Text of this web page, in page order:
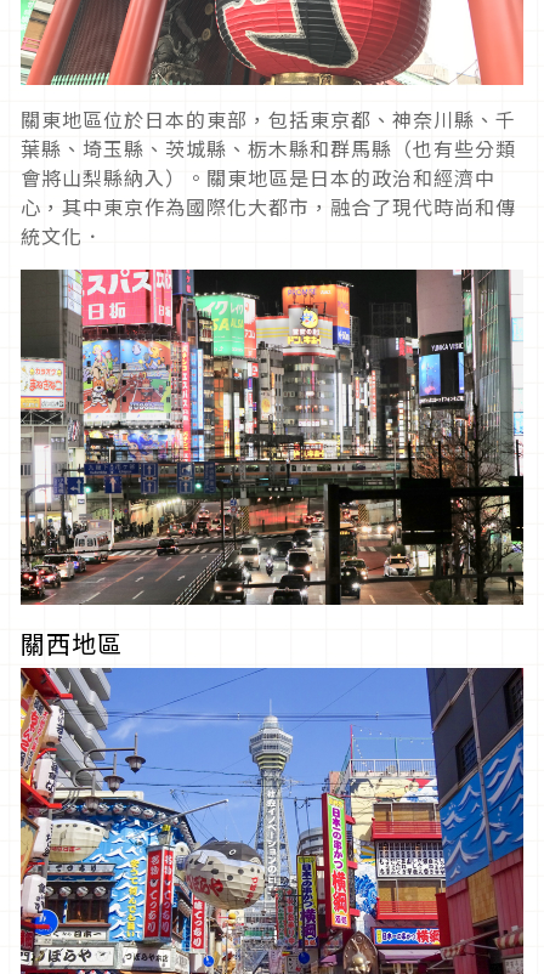
關東地區位於日本的東部，包括東京都、神奈川縣、千
葉縣、埼玉縣、茨城縣、栃木縣和群馬縣（也有些分類
會將山梨縣納入）。關東地區是日本的政治和經濟中
心，其中東京作為國際化大都市，融合了現代時尚和傳
統文化．
關西地區